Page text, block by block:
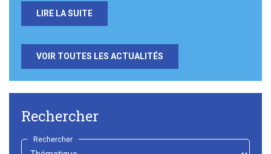
LIRE LA SUITE
VOIR TOUTES LES ACTUALITÉS
Rechercher
Rechercher